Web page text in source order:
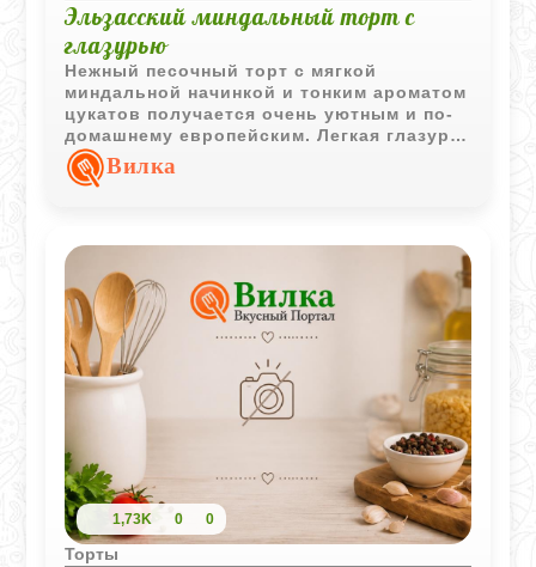
Эльзасский миндальный торт с
глазурью
Нежный песочный торт с мягкой
миндальной начинкой и тонким ароматом
цукатов получается очень уютным и по-
домашнему европейским. Легкая глазурь
делает вкус еще выразительнее.
Вилка
1,73K 0 0
Торты